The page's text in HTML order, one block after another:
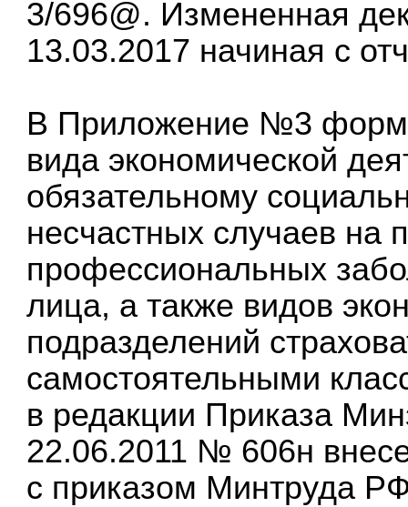
3/696@. Измененная
13.03.2017 начиная с
В Приложение №3
вида экономической
обязательному
несчастных случаев на
профессиональных
лица, а также видов
подразделений
самостоятельными
в редакции Приказа
22.06.2011 № 606н
с приказом Минтруда